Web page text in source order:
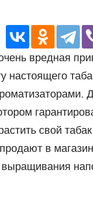
вредная
настоящего
свой
в
выращивания